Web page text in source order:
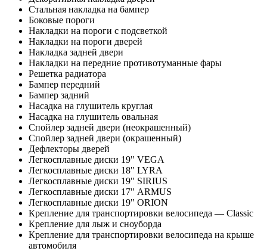
Стальная накладка на бампер
Боковые пороги
Накладки на пороги с подсветкой
Накладки на пороги дверей
Накладка задней двери
Накладки на передние противотуманные фары
Решетка радиатора
Бампер передний
Бампер задний
Насадка на глушитель круглая
Насадка на глушитель овальная
Спойлер задней двери (неокрашенный)
Спойлер задней двери (окрашенный)
Дефлекторы дверей
Легкосплавные диски 19" VEGA
Легкосплавные диски 18" LYRA
Легкосплавные диски 19" SIRIUS
Легкосплавные диски 17" ARMUS
Легкосплавные диски 19" ORION
Крепление для транспортировки велосипеда — Classic
Крепление для лыж и сноуборда
Крепление для транспортировки велосипеда на крыше
автомобиля